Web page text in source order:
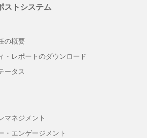
ストシステム
の概要
・レポートのダウンロード
ータス
マネジメント
・エンゲージメント